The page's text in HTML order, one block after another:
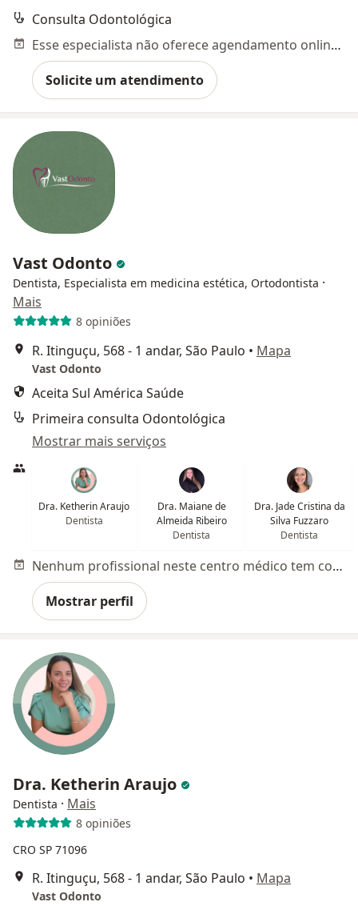
Consulta Odontológica
Esse especialista não oferece agendamento online para esse endereço.
Solicite um atendimento
Vast Odonto
Dentista, Especialista em medicina estética, Ortodontista ·
Mais
8 opiniões
R. Itinguçu, 568 - 1 andar, São Paulo • Mapa
Vast Odonto
Aceita Sul América Saúde
Primeira consulta Odontológica
Mostrar mais serviços
Dra. Ketherin Araujo
Dentista
Dra. Maiane de
Almeida Ribeiro
Dentista
Dra. Jade Cristina da
Silva Fuzzaro
Dentista
Nenhum profissional neste centro médico tem consultas disponíveis
Mostrar perfil
Dra. Ketherin Araujo
Dentista · Mais
8 opiniões
CRO SP 71096
R. Itinguçu, 568 - 1 andar, São Paulo • Mapa
Vast Odonto